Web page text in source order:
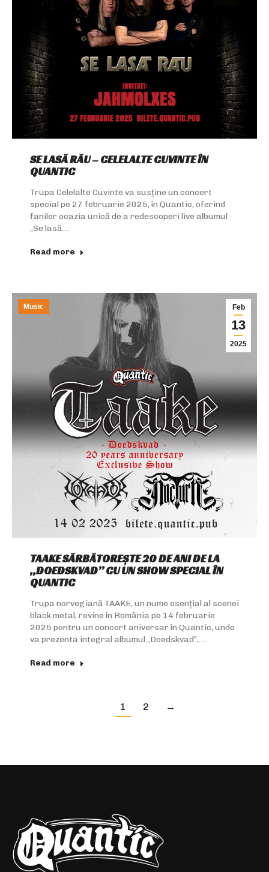
SE LASĂ RĂU – CELELALTE CUVINTE ÎN
QUANTIC
Trupa Celelalte Cuvinte va susține un concert
special pe 27 februarie 2025, în Quantic, oferind
fanilor ocazia unică de a redescoperi live albumul
„Se lasă…
Read more
Feb
13
2025
Music
TAAKE SĂRBĂTOREȘTE 20 DE ANI DE LA
„DOEDSKVAD” CU UN SHOW SPECIAL ÎN
QUANTIC
Trupa norvegiană TAAKE, un nume esențial al scenei
black metal, revine în România pe 14 februarie
2025 pentru un concert aniversar în Quantic, unde
va prezenta integral albumul „Doedskvad”,…
Read more
1 2 →